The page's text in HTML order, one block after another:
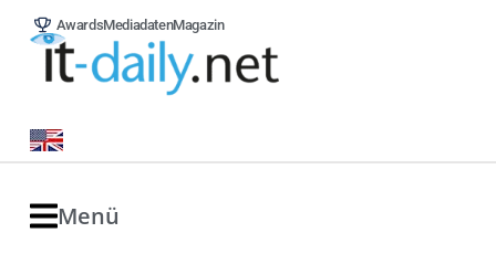
AwardsMediadatenMagazin
Menü